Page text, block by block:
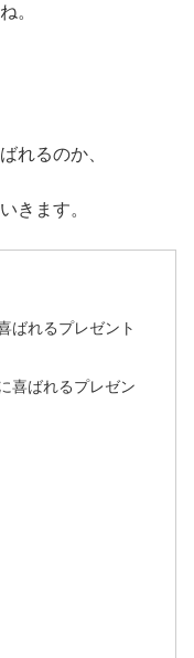
。
れるのか、
きます。
ばれるプレゼント
喜ばれるプレゼン